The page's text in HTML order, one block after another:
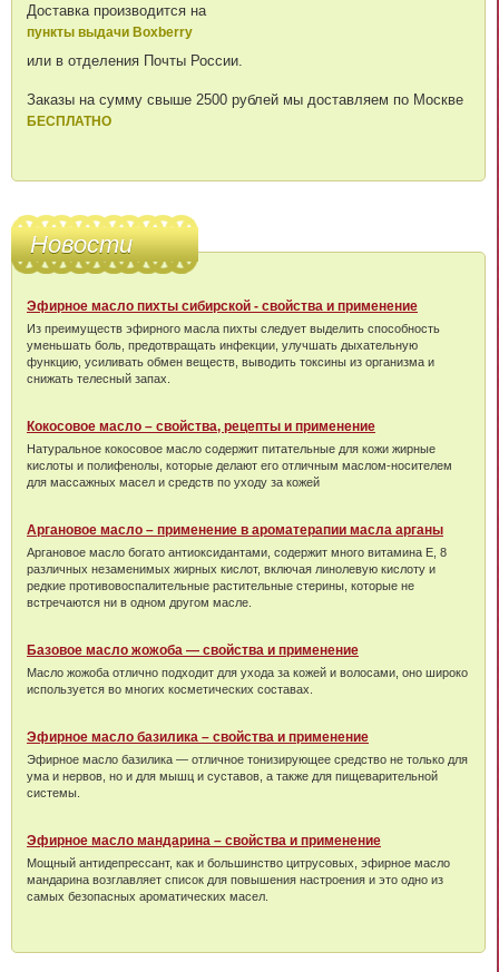
Доставка производится на
пункты выдачи Boxberry
или в отделения Почты России.
Заказы на сумму свыше 2500 рублей мы доставляем по Москве
БЕСПЛАТНО
Новости
Эфирное масло пихты сибирской - свойства и применение
Из преимуществ эфирного масла пихты следует выделить способность
уменьшать боль, предотвращать инфекции, улучшать дыхательную
функцию, усиливать обмен веществ, выводить токсины из организма и
снижать телесный запах.
Кокосовое масло – свойства, рецепты и применение
Натуральное кокосовое масло содержит питательные для кожи жирные
кислоты и полифенолы, которые делают его отличным маслом-носителем
для массажных масел и средств по уходу за кожей
Аргановое масло – применение в ароматерапии масла арганы
Аргановое масло богато антиоксидантами, содержит много витамина Е, 8
различных незаменимых жирных кислот, включая линолевую кислоту и
редкие противовоспалительные растительные стерины, которые не
встречаются ни в одном другом масле.
Базовое масло жожоба — свойства и применение
Масло жожоба отлично подходит для ухода за кожей и волосами, оно широко
используется во многих косметических составах.
Эфирное масло базилика – свойства и применение
Эфирное масло базилика — отличное тонизирующее средство не только для
ума и нервов, но и для мышц и суставов, а также для пищеварительной
системы.
Эфирное масло мандарина – свойства и применение
Мощный антидепрессант, как и большинство цитрусовых, эфирное масло
мандарина возглавляет список для повышения настроения и это одно из
самых безопасных ароматических масел.